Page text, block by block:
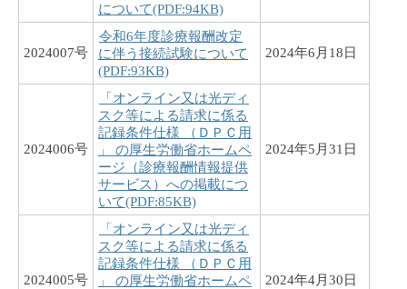
について(PDF:94KB)
2024007号
令和6年度診療報酬改定
に伴う接続試験について
(PDF:93KB)
2024年6月18日
2024006号
「オンライン又は光ディ
スク等による請求に係る
記録条件仕様 （ＤＰＣ用
」 の厚生労働省ホームペ
ージ（診療報酬情報提供
サービス）への掲載につ
いて(PDF:85KB)
2024年5月31日
2024005号
「オンライン又は光ディ
スク等による請求に係る
記録条件仕様 （ＤＰＣ用
」 の厚生労働省ホームペ
2024年4月30日